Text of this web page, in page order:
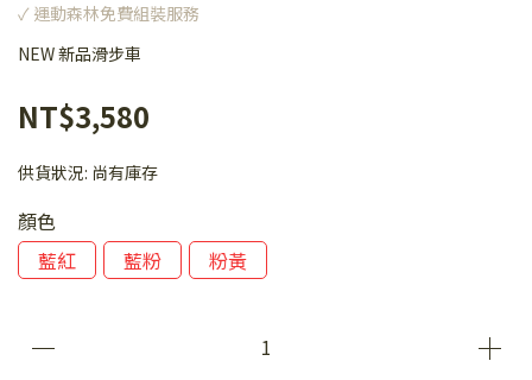
✓ 運動森林免費組裝服務
NEW 新品滑步車
NT$3,580
供貨狀況: 尚有庫存
顏色
藍紅
藍粉 粉黃